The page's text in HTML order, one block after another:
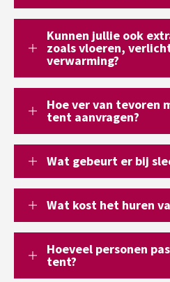
Kunnen jullie ook
zoals vloeren,
verwarming?
Hoe ver van tevoren
tent aanvragen?
Wat gebeurt er bij
Wat kost het huren
Hoeveel personen
tent?